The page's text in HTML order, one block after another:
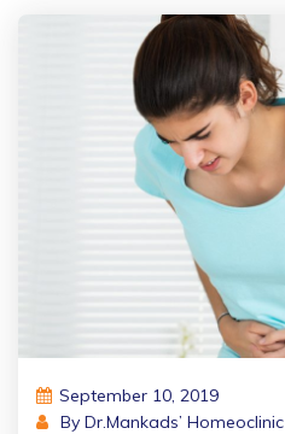
September 10, 2019
By Dr.Mankads’ Homeoclinic